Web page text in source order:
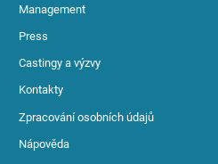
Management
Press
Castingy a výzvy
Kontakty
Zpracování osobních údajů
Nápověda